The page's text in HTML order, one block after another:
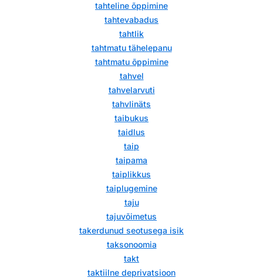
tahteline õppimine
tahtevabadus
tahtlik
tahtmatu tähelepanu
tahtmatu õppimine
tahvel
tahvelarvuti
tahvlinäts
taibukus
taidlus
taip
taipama
taiplikkus
taiplugemine
taju
tajuvõimetus
takerdunud seotusega isik
taksonoomia
takt
taktiilne deprivatsioon